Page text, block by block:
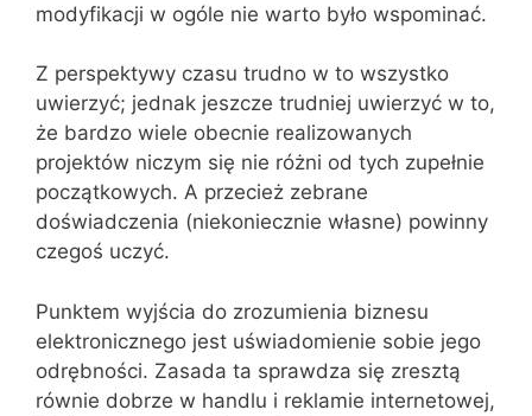
modyfikacji w ogóle nie warto było wspominać.
Z perspektywy czasu trudno w to wszystko
uwierzyć; jednak jeszcze trudniej uwierzyć w to,
że bardzo wiele obecnie realizowanych
projektów niczym się nie różni od tych zupełnie
początkowych. A przecież zebrane
doświadczenia (niekoniecznie własne) powinny
czegoś uczyć.
Punktem wyjścia do zrozumienia biznesu
elektronicznego jest uświadomienie sobie jego
odrębności. Zasada ta sprawdza się zresztą
równie dobrze w handlu i reklamie internetowej,